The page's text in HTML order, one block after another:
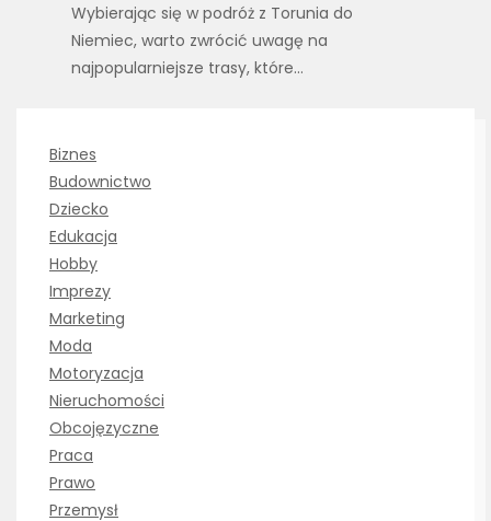
Wybierając się w podróż z Torunia do
Niemiec, warto zwrócić uwagę na
najpopularniejsze trasy, które…
Biznes
Budownictwo
Dziecko
Edukacja
Hobby
Imprezy
Marketing
Moda
Motoryzacja
Nieruchomości
Obcojęzyczne
Praca
Prawo
Przemysł